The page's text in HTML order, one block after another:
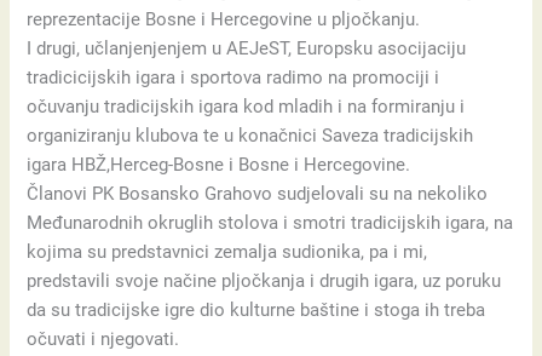
reprezentacije Bosne i Hercegovine u pljočkanju.
I drugi, učlanjenjenjem u AEJeST, Europsku asocijaciju
tradicicijskih igara i sportova radimo na promociji i
očuvanju tradicijskih igara kod mladih i na formiranju i
organiziranju klubova te u konačnici Saveza tradicijskih
igara HBŽ,Herceg-Bosne i Bosne i Hercegovine.
Članovi PK Bosansko Grahovo sudjelovali su na nekoliko
Međunarodnih okruglih stolova i smotri tradicijskih igara, na
kojima su predstavnici zemalja sudionika, pa i mi,
predstavili svoje načine pljočkanja i drugih igara, uz poruku
da su tradicijske igre dio kulturne baštine i stoga ih treba
očuvati i njegovati.